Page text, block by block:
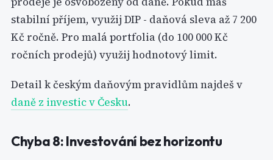
stabilní příjem, využij DIP - daňová sleva až 7 200
Kč ročně. Pro malá portfolia (do 100 000 Kč
ročních prodejů) využij hodnotový limit.
Detail k českým daňovým pravidlům najdeš v
daně z investic v Česku.
Chyba 8: Investování bez horizontu